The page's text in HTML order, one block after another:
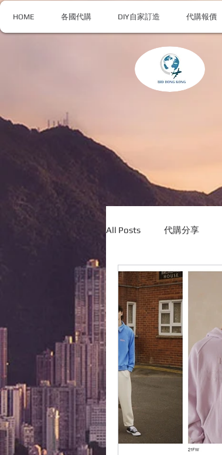
HOME 各國代購 DIY自家訂造 代購報價
All Posts 代購分享
外國購物網站介紹
美食團購